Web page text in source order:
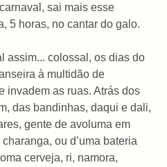
sai mais esse
5 horas, no cantar do galo.
assim... colossal, os dias do
à multidão de
invadem as ruas. Atrás dos
das bandinhas, daqui e dali,
gente de avoluma em
ou d’uma bateria
cerveja, ri, namora,